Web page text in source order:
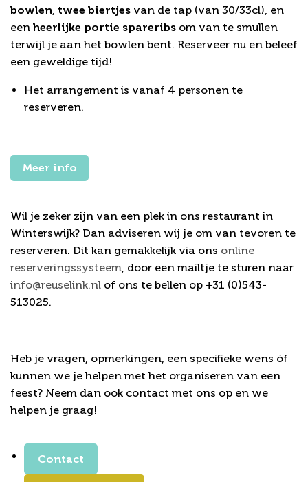
bowlen twee biertjes van de tap (van 30/33cl), en
een heerlijke portie spareribs om van te smullen
terwijl je aan het bowlen bent. Reserveer nu en beleef
een geweldige tijd!
Het arrangement is vanaf 4 personen te
reserveren.
Meer info
Wil je zeker zijn van een plek in ons restaurant in
Winterswijk? Dan adviseren wij je om van tevoren te
reserveren. Dit kan gemakkelijk via ons online
reserveringssysteem , door een mailtje te sturen naar
info@reuselink.nl of ons te bellen op +31 (0)543-
513025.
Heb je vragen, opmerkingen, een specifieke wens óf
kunnen we je helpen met het organiseren van een
feest? Neem dan ook contact met ons op en we
helpen je graag!
Contact